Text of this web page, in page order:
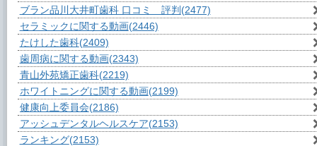
ブラン品川大井町歯科 口コミ 評判 (2477)
セラミックに関する動画(2446)
たけした歯科(2409)
歯周病に関する動画(2343)
青山外苑矯正歯科(2219)
ホワイトニングに関する動画(2199)
健康向上委員会(2186)
アッシュデンタルヘルスケア(2153)
ランキング(2153)